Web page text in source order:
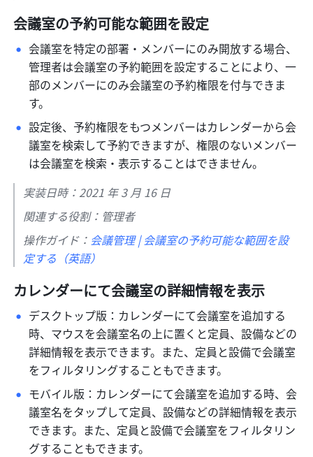
会議室の予約可能な範囲を設定
会議室を特定の部署・メンバーにのみ開放する場合、
管理者は会議室の予約範囲を設定することにより、一
部のメンバーにのみ会議室の予約権限を付与できま
す。
設定後、予約権限をもつメンバーはカレンダーから会
議室を検索して予約できますが、権限のないメンバー
は会議室を検索・表示することはできません。
実装日時：2021 年 3 月 16 日
関連する役割：管理者
操作ガイド： 会議管理 | 会議室の予約可能な範囲を設
定する（英語）
カレンダーにて会議室の詳細情報を表示
デスクトップ版：カレンダーにて会議室を追加する
時、マウスを会議室名の上に置くと定員、設備などの
詳細情報を表示できます。また、定員と設備で会議室
をフィルタリングすることもできます。
モバイル版：カレンダーにて会議室を追加する時、会
議室名をタップして定員、設備などの詳細情報を表示
できます。また、定員と設備で会議室をフィルタリン
グすることもできます。